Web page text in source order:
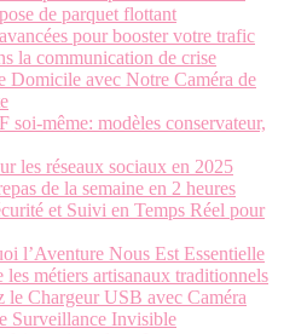
de parquet flottant
pour booster votre trafic
la communication de crise
Domicile avec Notre Caméra de
même: modèles conservateur,
les réseaux sociaux en 2025
de la semaine en 2 heures
et Suivi en Temps Réel pour
l’Aventure Nous Est Essentielle
métiers artisanaux traditionnels
le Chargeur USB avec Caméra
Surveillance Invisible